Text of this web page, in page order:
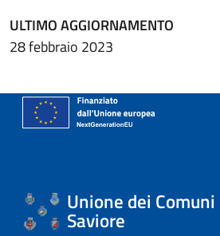
ULTIMO AGGIORNAMENTO
28 febbraio 2023
Unione dei
Saviore